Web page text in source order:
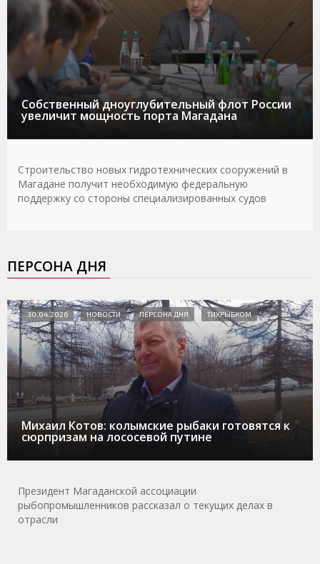
Собственный дноуглубительный флот России
увеличит мощность порта Магадана
Строительство новых гидротехнических сооружений в
Магадане получит необходимую федеральную
поддержку со стороны специализированных судов
ПЕРСОНА ДНЯ
Михаил Котов: колымские рыбаки готовятся к
сюрпризам на лососевой путине
30.04.2026 НОВОСТИ ПЕРСОНА ДНЯ ТИХРЫБКОМ
Президент Магаданской ассоциации
рыбопромышленников рассказал о текущих делах в
отрасли